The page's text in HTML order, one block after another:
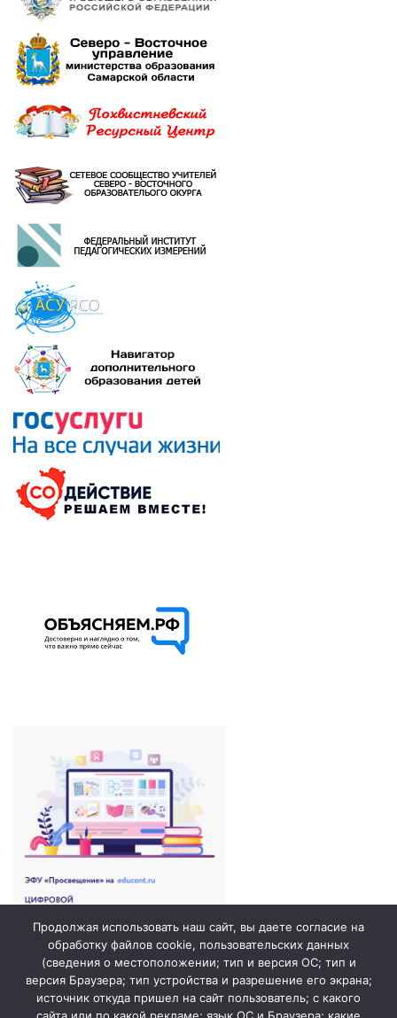
Продолжая использовать наш сайт, вы даете согласие на
обработку файлов cookie, пользовательских данных
(сведения о местоположении; тип и версия ОС; тип и
версия Браузера; тип устройства и разрешение его экрана;
источник откуда пришел на сайт пользователь; с какого